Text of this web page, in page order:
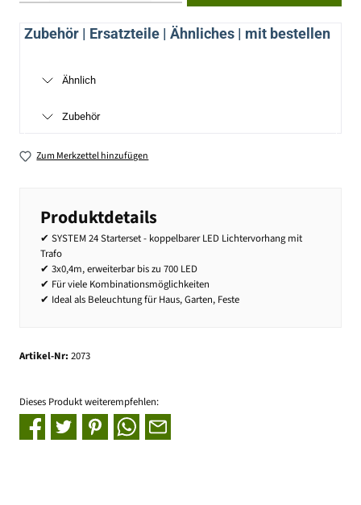
Zubehör | Ersatzteile | Ähnliches | mit bestellen
Ähnlich
Zubehör
Zum Merkzettel hinzufügen
Produktdetails
✔ SYSTEM 24 Starterset - koppelbarer LED Lichtervorhang mit
Trafo
✔ 3x0,4m, erweiterbar bis zu 700 LED
✔ Für viele Kombinationsmöglichkeiten
✔ Ideal als Beleuchtung für Haus, Garten, Feste
Artikel-Nr: 2073
Dieses Produkt weiterempfehlen: